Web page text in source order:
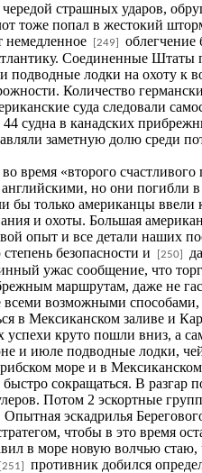
страшных ударов,
тоже попал в жестокий
[249]
Соединенные Штаты
подводные лодки на охоту к
Количество
суда следовали
судна в канадских
заметную долю среди
«второго счастливого
но они погибли
бы только американцы
и охоты. Большая
опыт и все детали наших
безопасности и
[250]
ужас сообщение, что
маршрутам, даже не
возможными способами,
в Мексиканском заливе и
успехи круто пошли вниз, а
и июле подводные лодки,
море и в
сокращаться. В разгар
Потом 2 эскортные
эскадрилья
чтобы в это время
в море новую волчью стаю,
[251]
противник добился